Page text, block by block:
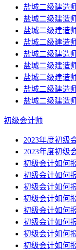
盐城二级建造
盐城二级建造
盐城二级建造
盐城二级建造
盐城二级建造
盐城二级建造
盐城二级建造
盐城二级建造
盐城二级建造
初级会计师
2023年度初级
2023年度初级
初级会计如何
初级会计如何
初级会计如何
初级会计如何
初级会计如何
初级会计如何
初级会计如何
初级会计如何